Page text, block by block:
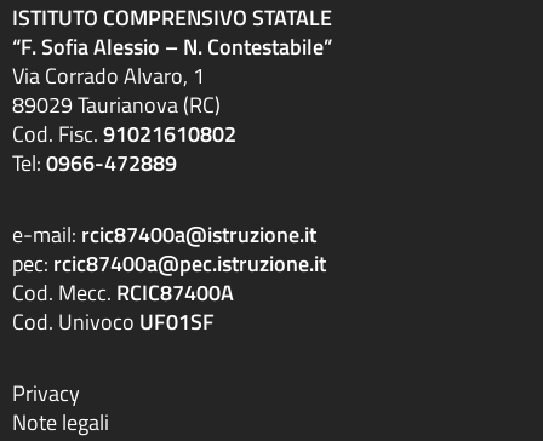
ISTITUTO COMPRENSIVO STATALE
“F. Sofia Alessio – N. Contestabile”
Via Corrado Alvaro, 1
89029 Taurianova (RC)
Cod. Fisc.91021610802
Tel:0966-472889
e-mail: rcic87400a@istruzione.it
pec: rcic87400a@pec.istruzione.it
Cod. Mecc. RCIC87400A
Cod. Univoco UF01SF
Privacy
Note legali